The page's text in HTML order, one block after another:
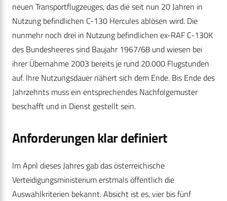
neuen Transportflugzeuges, das die seit nun 20 Jahren in
Nutzung befindlichen C-130 Hercules ablösen wird. Die
nunmehr noch drei in Nutzung befindlichen ex-RAF C-130K
des Bundesheeres sind Baujahr 1967/68 und wiesen bei
ihrer Übernahme 2003 bereits je rund 20.000 Flugstunden
auf. Ihre Nutzungsdauer nähert sich dem Ende. Bis Ende des
Jahrzehnts muss ein entsprechendes Nachfolgemuster
beschafft und in Dienst gestellt sein.
Anforderungen klar definiert
Im April dieses Jahres gab das österreichische
Verteidigungsministerium erstmals öffentlich die
Auswahlkriterien bekannt. Absicht ist es, vier bis fünf